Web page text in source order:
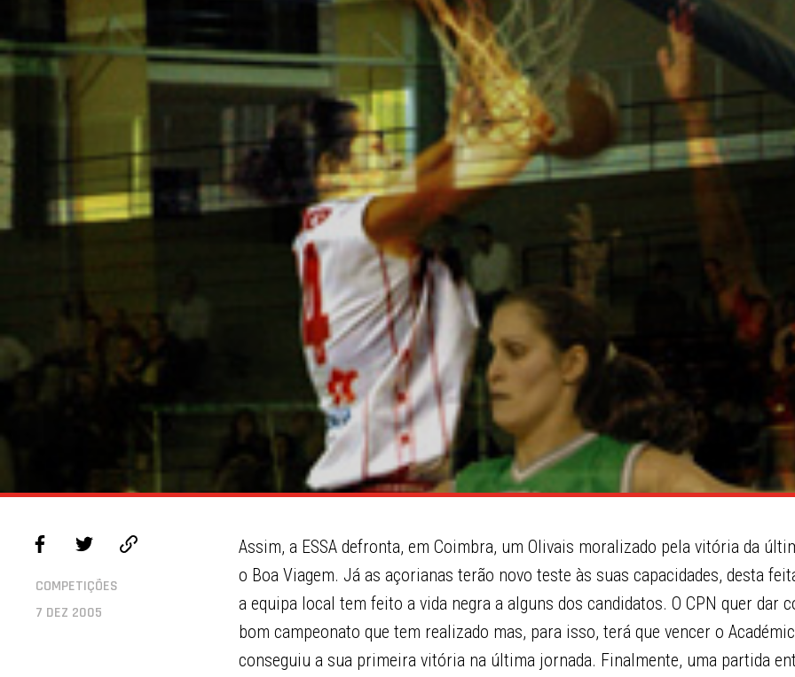
COMPETIÇÕES
7 DEZ 2005
Assim, a ESSA defronta, em Coimbra, um Olivais moralizado pela vitória da
o Boa Viagem. Já as açorianas terão novo teste às suas capacidades, desta
a equipa local tem feito a vida negra a alguns dos candidatos. O CPN quer dar
bom campeonato que tem realizado mas, para isso, terá que vencer o
conseguiu a sua primeira vitória na última jornada. Finalmente, uma partida